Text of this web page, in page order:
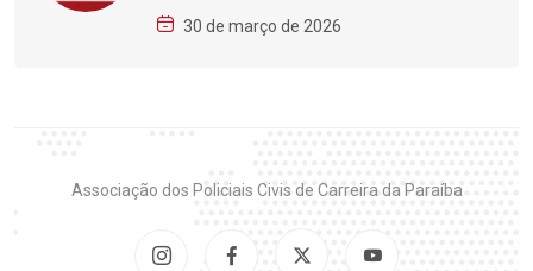
30 de março de 2026
Associação dos Policiais Civis de Carreira da Paraíba